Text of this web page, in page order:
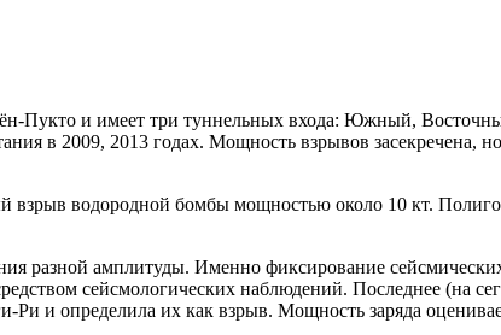
Пукто и имеет три туннельных входа: Южный,
в 2009, 2013 годах. Мощность взрывов засекречена,
взрыв водородной бомбы мощностью около 10 кт.
разной амплитуды. Именно фиксирование
сейсмологических наблюдений. Последнее (на
и определила их как взрыв. Мощность заряда